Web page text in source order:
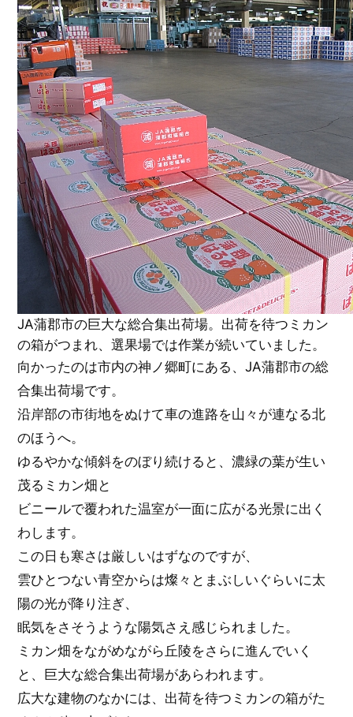
JA蒲郡市の巨大な総合集出荷場。出荷を待つミカン
の箱がつまれ、選果場では作業が続いていました。
向かったのは市内の神ノ郷町にある、JA蒲郡市の総
合集出荷場です。
沿岸部の市街地をぬけて車の進路を山々が連なる北
のほうへ。
ゆるやかな傾斜をのぼり続けると、濃緑の葉が生い
茂るミカン畑と
ビニールで覆われた温室が一面に広がる光景に出く
わします。
この日も寒さは厳しいはずなのですが、
雲ひとつない青空からは燦々とまぶしいぐらいに太
陽の光が降り注ぎ、
眠気をさそうような陽気さえ感じられました。
ミカン畑をながめながら丘陵をさらに進んでいく
と、巨大な総合集出荷場があらわれます。
広大な建物のなかには、出荷を待つミカンの箱がた